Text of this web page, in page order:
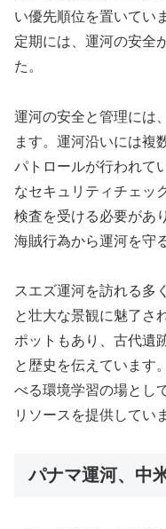
い優先順位を置いてい
定期には、運河の安全
た。
運河の安全と管理には
ます。運河沿いには複
パトロールが行われて
なセキュリティチェッ
検査を受ける必要があ
海賊行為から運河を守
スエズ運河を訪れる多
と壮大な景観に魅了さ
ポットもあり、古代遺
と歴史を伝えています
べる環境学習の場とし
リソースを提供してい
パナマ運河、中